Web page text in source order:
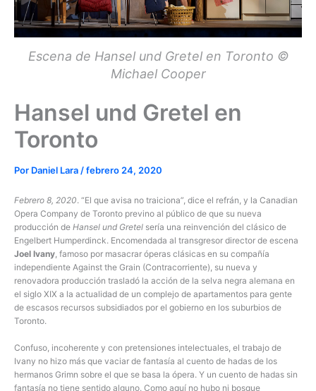
Escena de Hansel und Gretel en Toronto ©
Michael Cooper
Hansel und Gretel en
Toronto
Por Daniel Lara /febrero 24, 2020
Febrero 8, 2020. “El que avisa no traiciona”, dice el refrán, y la Canadian
Opera Company de Toronto previno al público de que su nueva
producción de Hansel und Gretel sería una reinvención del clásico de
Engelbert Humperdinck. Encomendada al transgresor director de escena
Joel Ivany , famoso por masacrar óperas clásicas en su compañía
independiente Against the Grain (Contracorriente), su nueva y
renovadora producción trasladó la acción de la selva negra alemana en
el siglo XIX a la actualidad de un complejo de apartamentos para gente
de escasos recursos subsidiados por el gobierno en los suburbios de
Toronto.
Confuso, incoherente y con pretensiones intelectuales, el trabajo de
Ivany no hizo más que vaciar de fantasía al cuento de hadas de los
hermanos Grimn sobre el que se basa la ópera. Y un cuento de hadas sin
fantasía no tiene sentido alguno. Como aquí no hubo ni bosque